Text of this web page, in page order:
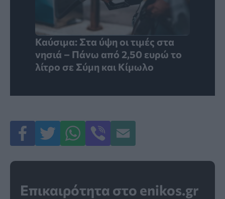
Καύσιμα: Στα ύψη οι τιμές στα
νησιά – Πάνω από 2,50 ευρώ το
λίτρο σε Σύμη και Κίμωλο
Επικαιρότητα στο enikos.gr